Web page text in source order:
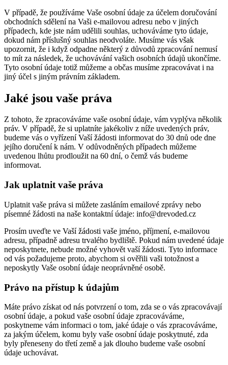
V případě, že používáme Vaše osobní údaje za účelem doručování
obchodních sdělení na Vaši e-mailovou adresu nebo v jiných
případech, kde jste nám udělili souhlas, uchováváme tyto údaje,
dokud nám příslušný souhlas neodvoláte. Musíme vás však
upozornit, že i když odpadne některý z důvodů zpracování nemusí
to mít za následek, že uchovávání vašich osobních údajů ukončíme.
Tyto osobní údaje totiž můžeme a občas musíme zpracovávat i na
jiný účel s jiným právním základem.
Jaké jsou vaše práva
Z tohoto, že zpracováváme vaše osobní údaje, vám vyplýva několik
práv. V případě, že si uplatníte jakékoliv z níže uvedených práv,
budeme vás o vyřízení Vaší žádosti informovat do 30 dnů ode dne
jejího doručení k nám. V odůvodněných případech můžeme
uvedenou lhůtu prodloužit na 60 dní, o čemž vás budeme
informovat.
Jak uplatnit vaše práva
Uplatnit vaše práva si můžete zasláním emailové zprávy nebo
písemné žádosti na naše kontaktní údaje: info@drevoded.cz
Prosím uveďte ve Vaší žádosti vaše jméno, příjmení, e-mailovou
adresu, případně adresu trvalého bydliště. Pokud nám uvedené údaje
neposkytnete, nebude možné vyhovět vaší žádosti. Tyto informace
od vás požadujeme proto, abychom si ověřili vaši totožnost a
neposkytly Vaše osobní údaje neoprávněné osobě.
Právo na přístup k údajům
Máte právo získat od nás potvrzení o tom, zda se o vás zpracovávají
osobní údaje, a pokud vaše osobní údaje zpracováváme,
poskytneme vám informaci o tom, jaké údaje o vás zpracováváme,
za jakým účelem, komu byly vaše osobní údaje poskytnuté, zda
byly přeneseny do třetí země a jak dlouho budeme vaše osobní
údaje uchovávat.